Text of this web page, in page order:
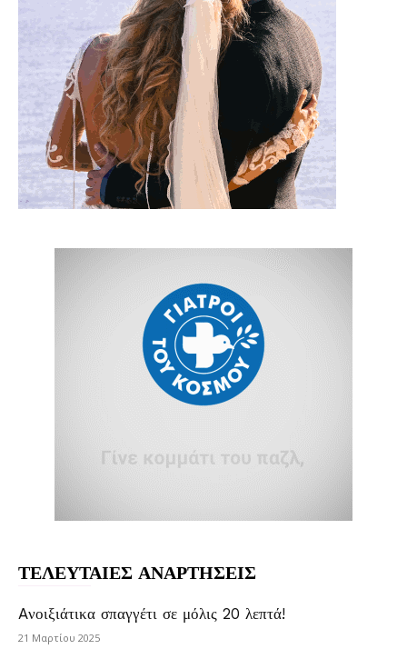
ΤΕΛΕΥΤΑΙΕΣ ΑΝΑΡΤΗΣΕΙΣ
Aνοιξιάτικα σπαγγέτι σε μόλις 20 λεπτά!
21 Μαρτίου 2025